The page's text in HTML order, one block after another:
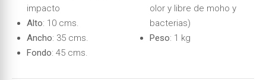
impacto
Alto: 10 cms.
Ancho: 35 cms.
Fondo: 45 cms.
olor y libre de moho y
bacterias)
Peso: 1 kg